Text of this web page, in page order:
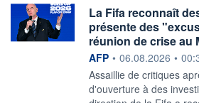
La Fifa reconnaît
présente des
réunion de crise au
information fournie par
AFP • 06.08.2026 •
Assaillie de critiques
d'ouverture à des